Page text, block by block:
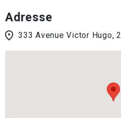
Adresse
333 Avenue Victor Hugo,